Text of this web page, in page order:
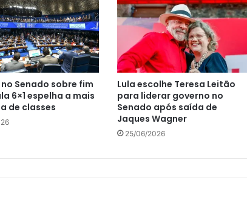
Senado sobre fim
6×1 espelha a mais
de classes
Lula escolhe Teresa Leitão
para liderar governo no
Senado após saída de
Jaques Wagner
25/06/2026